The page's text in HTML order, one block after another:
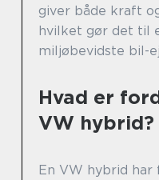
giver både kraft
hvilket gør det til
miljøbevidste bil-
Hvad er
VW hybrid?
En VW hybrid